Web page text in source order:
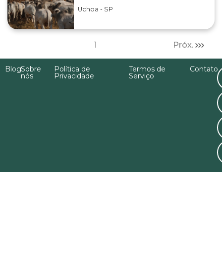
Uchoa - SP
1 Próx.
BlogSobre
nós
Política de
Privacidade
Termos de
Serviço
Contato